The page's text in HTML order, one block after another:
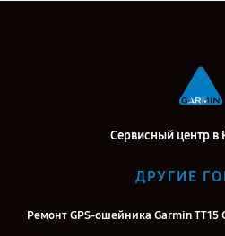
Сервисный центр в
ДРУГИЕ
Ремонт GPS-ошейника Garmin TT15